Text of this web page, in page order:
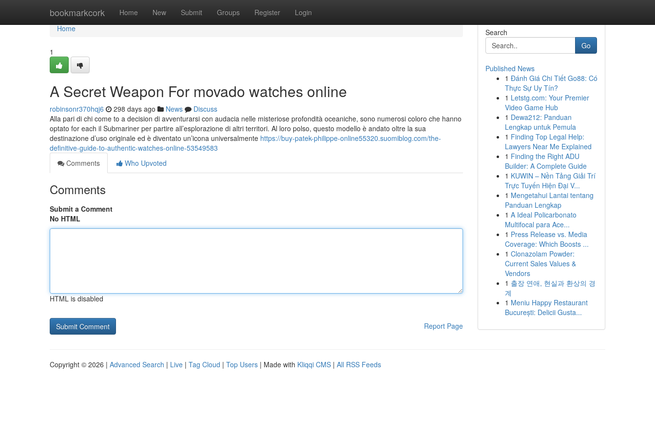
bookmarkcork Home New Submit Groups Register Login
Home
Home
1
A Secret Weapon For movado watches online
robinsonr370hqj6 298 days ago News
Discuss
Alla pari di chi come to a decision di avventurarsi con audacia nelle misteriose profondità oceaniche, sono numerosi coloro che hanno
optato for each il Submariner per partire all’esplorazione di altri territori. Al loro polso, questo modello è andato oltre la sua
destinazione d’uso originale ed è diventato un’icona universalmente https://buy-patek-philippe-online55320.suomiblog.com/the-
definitive-guide-to-authentic-watches-online-53549583
Comments
Who Upvoted
Comments
Submit a Comment
No HTML
HTML is disabled
Report Page
Search
Go
Published News
1 Đánh Giá Chi Tiết Go88: Có
Thực Sự Uy Tín?
1 Letstg.com: Your Premier
Video Game Hub
1 Dewa212: Panduan
Lengkap untuk Pemula
1 Finding Top Legal Help:
Lawyers Near Me Explained
1 Finding the Right ADU
Builder: A Complete Guide
1 KUWIN – Nền Tảng Giải Trí
Trực Tuyến Hiện Đại V...
1 Mengetahui Lantai tentang
Panduan Lengkap
1 A Ideal Policarbonato
Multifocal para Ace...
1 Press Release vs. Media
Coverage: Which Boosts ...
1 Clonazolam Powder:
Current Sales Values &
Vendors
1 출장 연애, 현실과 환상의 경
계
1 Meniu Happy Restaurant
București: Delicii Gusta...
Copyright © 2026 | Advanced Search | Live | Tag Cloud | Top Users | Made with Kliqqi CMS | All RSS Feeds